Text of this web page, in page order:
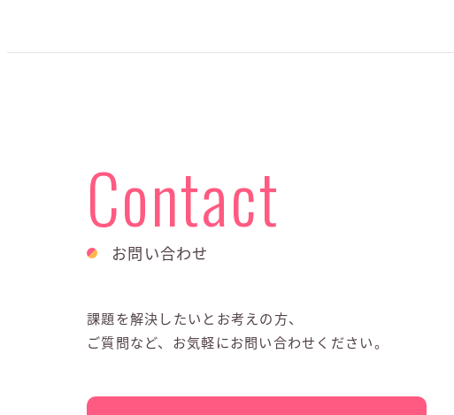
Contact
お問い合わせ
課題を解決したいとお考えの方、
ご質問など、お気軽にお問い合わせください。